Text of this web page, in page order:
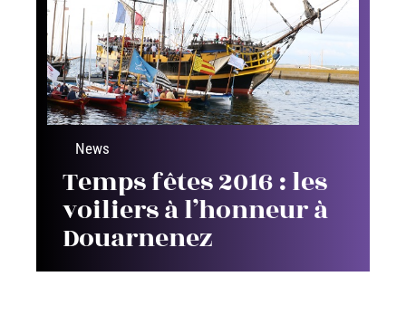
News
Temps fêtes 2016 : les
voiliers à l’honneur à
Douarnenez